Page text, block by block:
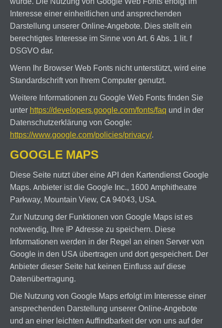
Interesse einer einheitlichen und ansprechenden
Darstellung unserer Online-Angebote. Dies stellt ein
berechtigtes Interesse im Sinne von Art. 6 Abs. 1 lit. f
DSGVO dar.
Wenn Ihr Browser Web Fonts nicht unterstützt, wird eine
Standardschrift von Ihrem Computer genutzt.
Weitere Informationen zu Google Web Fonts finden Sie
unter https://developers.google.com/fonts/faq und in der
Datenschutzerklärung von Google:
https://www.google.com/policies/privacy/.
GOOGLE MAPS
Diese Seite nutzt über eine API den Kartendienst Google
Maps. Anbieter ist die Google Inc., 1600 Amphitheatre
Parkway, Mountain View, CA 94043, USA.
Zur Nutzung der Funktionen von Google Maps ist es
notwendig, Ihre IP Adresse zu speichern. Diese
Informationen werden in der Regel an einen Server von
Google in den USA übertragen und dort gespeichert. Der
Anbieter dieser Seite hat keinen Einfluss auf diese
Datenübertragung.
Die Nutzung von Google Maps erfolgt im Interesse einer
ansprechenden Darstellung unserer Online-Angebote
und an einer leichten Auffindbarkeit der von uns auf der